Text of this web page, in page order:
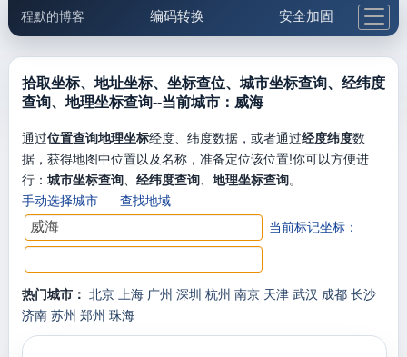
程默的博客 编码转换 安全加固
邮件工具 生活便民 更多工具
拾取坐标、地址坐标、坐标查位、城市坐标查询、经纬度
查询、地理坐标查询--当前城市：威海
通过位置查询地理坐标经度、纬度数据，或者通过经度纬度数
据，获得地图中位置以及名称，准备定位该位置!你可以方便进
行： 城市坐标查询、 经纬度查询、 地理坐标查询。
手动选择城市
查找地域
当前标记坐标：
热门城市： 北京 上海 广州 深圳 杭州 南京 天津 武汉 成都 长沙
济南 苏州 郑州 珠海